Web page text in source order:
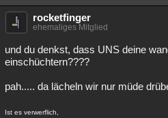
rocketfinger
ehemaliges Mitglied
und du denkst, dass UNS deine
einschüchtern????
pah..... da lächeln wir nur müde
Ist es verwerflich,